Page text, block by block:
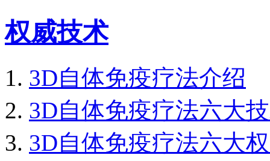
权威技术
3D自体免疫疗法介绍
3D自体免疫疗法六大
3D自体免疫疗法六大